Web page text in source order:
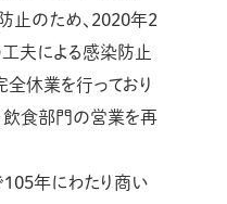
止のため、2020年2
工夫による感染防止
全休業を行っており
飲食部門の営業を再
105年にわたり商い